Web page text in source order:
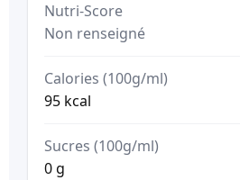
Nutri-Score
Non renseigné
Calories (100g/ml)
95 kcal
Sucres (100g/ml)
0 g